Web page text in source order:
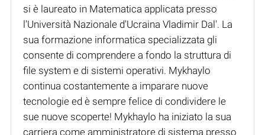
si è laureato in Matematica applicata presso
l'Università Nazionale d'Ucraina Vladimir Dal'. La
sua formazione informatica specializzata gli
consente di comprendere a fondo la struttura di
file system e di sistemi operativi. Mykhaylo
continua costantemente a imparare nuove
tecnologie ed è sempre felice di condividere le
sue nuove scoperte! Mykhaylo ha iniziato la sua
carriera come amministratore di sistema presso